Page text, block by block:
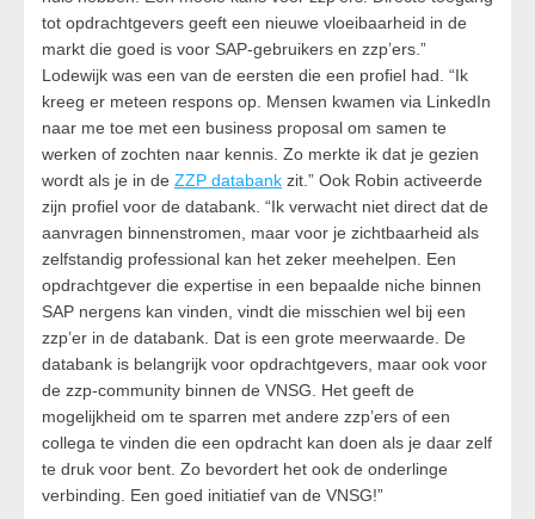
tot opdrachtgevers geeft een nieuwe vloeibaarheid in de
markt die goed is voor SAP-gebruikers en zzp’ers.”
Lodewijk was een van de eersten die een profiel had. “Ik
kreeg er meteen respons op. Mensen kwamen via LinkedIn
naar me toe met een business proposal om samen te
werken of zochten naar kennis. Zo merkte ik dat je gezien
wordt als je in de ZZP databank zit.” Ook Robin activeerde
zijn profiel voor de databank. “Ik verwacht niet direct dat de
aanvragen binnenstromen, maar voor je zichtbaarheid als
zelfstandig professional kan het zeker meehelpen. Een
opdrachtgever die expertise in een bepaalde niche binnen
SAP nergens kan vinden, vindt die misschien wel bij een
zzp’er in de databank. Dat is een grote meerwaarde. De
databank is belangrijk voor opdrachtgevers, maar ook voor
de zzp-community binnen de VNSG. Het geeft de
mogelijkheid om te sparren met andere zzp’ers of een
collega te vinden die een opdracht kan doen als je daar zelf
te druk voor bent. Zo bevordert het ook de onderlinge
verbinding. Een goed initiatief van de VNSG!”